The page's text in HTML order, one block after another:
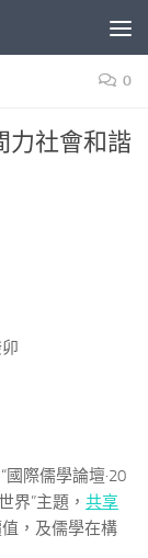
0
力社會和諧
國際儒學論壇·20
界”主題， 共享
，及儒學在構